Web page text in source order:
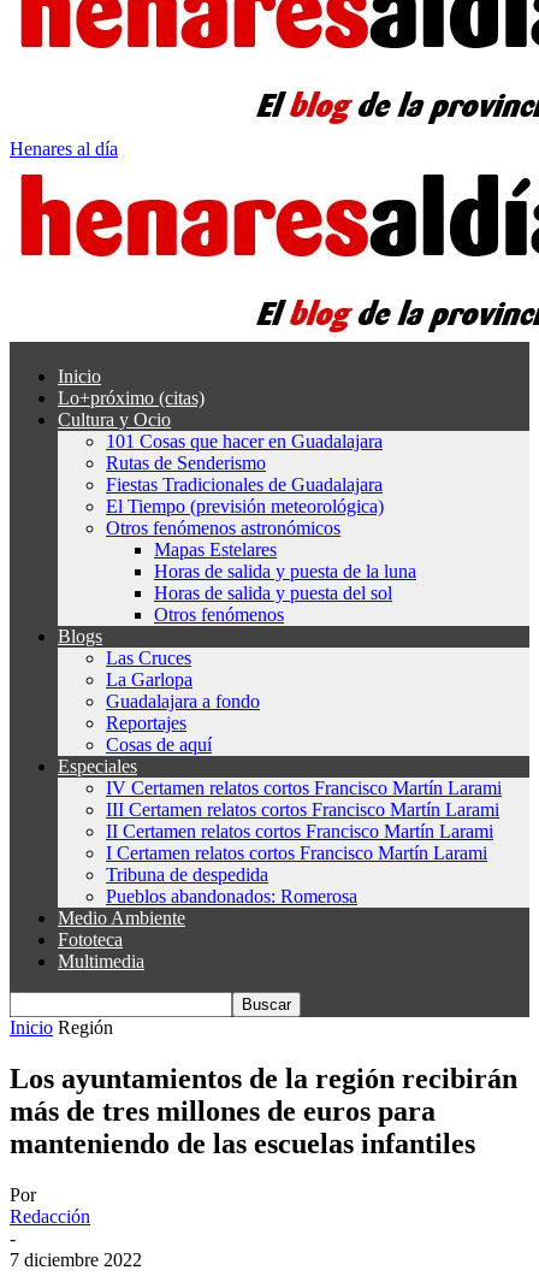
Henares al día
Inicio
Lo+próximo (citas)
Cultura y Ocio
101 Cosas que hacer en Guadalajara
Rutas de Senderismo
Fiestas Tradicionales de Guadalajara
El Tiempo (previsión meteorológica)
Otros fenómenos astronómicos
Mapas Estelares
Horas de salida y puesta de la luna
Horas de salida y puesta del sol
Otros fenómenos
Blogs
Las Cruces
La Garlopa
Guadalajara a fondo
Reportajes
Cosas de aquí
Especiales
IV Certamen relatos cortos Francisco Martín Larami
III Certamen relatos cortos Francisco Martín Larami
II Certamen relatos cortos Francisco Martín Larami
I Certamen relatos cortos Francisco Martín Larami
Tribuna de despedida
Pueblos abandonados: Romerosa
Medio Ambiente
Fototeca
Multimedia
Inicio Región
Los ayuntamientos de la región recibirán
más de tres millones de euros para
manteniendo de las escuelas infantiles
Por
Redacción
-
7 diciembre 2022